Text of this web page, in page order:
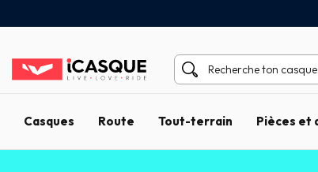
Casques Route Tout-terrain Pièces et